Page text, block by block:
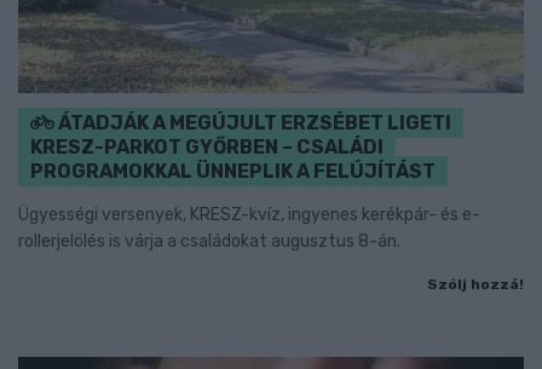
ÁTADJÁK A MEGÚJULT ERZSÉBET LIGETI
KRESZ-PARKOT GYŐRBEN – CSALÁDI
PROGRAMOKKAL ÜNNEPLIK A FELÚJÍTÁST
Ügyességi versenyek, KRESZ-kvíz, ingyenes kerékpár- és e-
rollerjelölés is várja a családokat augusztus 8-án.
Szólj hozzá!